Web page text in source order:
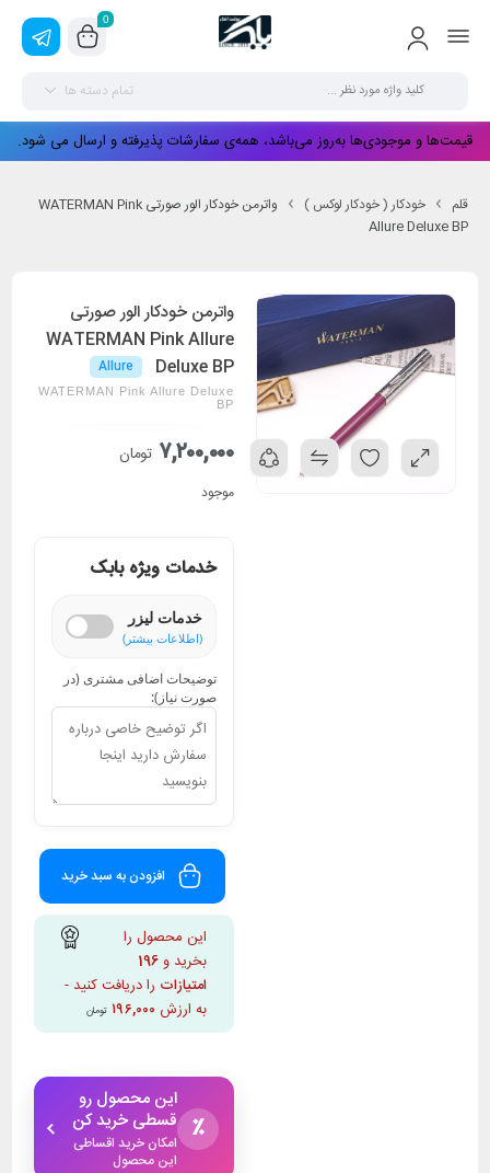
0
تمام دسته ها
قیمت‌ها و موجودی‌ها به‌روز می‌باشد، همه‌ی سفارشات پذیرفته و ارسال می شود.
قلم خودکار ( خودکار لوکس )
واترمن خودکار الور صورتی WATERMAN Pink
Allure Deluxe BP
واترمن خودکار الور صورتی
WATERMAN Pink Allure
Deluxe BP
Allure
WATERMAN Pink Allure Deluxe
BP
۷,۲۰۰,۰۰۰ تومان
موجود
خدمات ویژه بابک
خدمات لیزر
(اطلاعات بیشتر)
توضیحات اضافی مشتری (در
صورت نیاز):
افزودن به سبد خرید
این محصول را
بخرید و196
امتیازات را دریافت کنید -
به ارزش ۱۹۶,۰۰۰ تومان
٪
این محصول رو
قسطی خرید کن
امکان خرید اقساطی
این محصول